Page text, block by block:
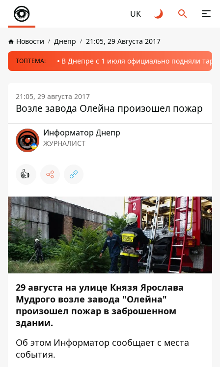
UK
Новости Днепр 21:05, 29 Августа 2017
ТОПТЕМА: В Днепре с 1 июля официально подняли
21:05, 29 августа 2017
Возле завода Олейна произошел пожар
Информатор Днепр
ЖУРНАЛИСТ
👍
29 августа на улице Князя Ярослава
Мудрого возле завода "Олейна"
произошел пожар в заброшенном
здании.
Об этом Информатор сообщает с места
события.